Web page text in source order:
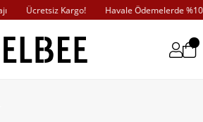
Ücretsiz Kargo! Havale Ödemelerde %10